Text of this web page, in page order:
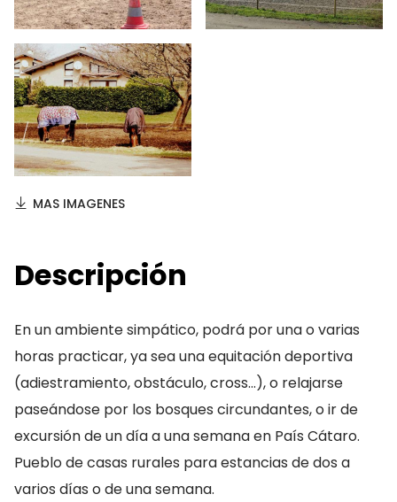
MAS IMAGENES
Descripción
En un ambiente simpático, podrá por una o varias
horas practicar, ya sea una equitación deportiva
(adiestramiento, obstáculo, cross…), o relajarse
paseándose por los bosques circundantes, o ir de
excursión de un día a una semana en País Cátaro.
Pueblo de casas rurales para estancias de dos a
varios días o de una semana.